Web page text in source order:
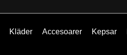
Kläder Accesoarer Kepsar